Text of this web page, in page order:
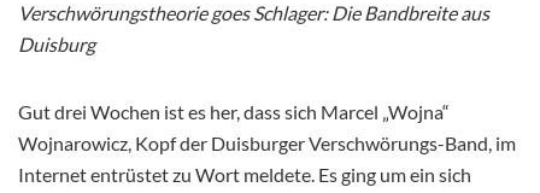
Verschwörungstheorie goes Schlager: Die Bandbreite aus
Duisburg
Gut drei Wochen ist es her, dass sich Marcel „Wojna“
Wojnarowicz, Kopf der Duisburger Verschwörungs-Band, im
Internet entrüstet zu Wort meldete. Es ging um ein sich